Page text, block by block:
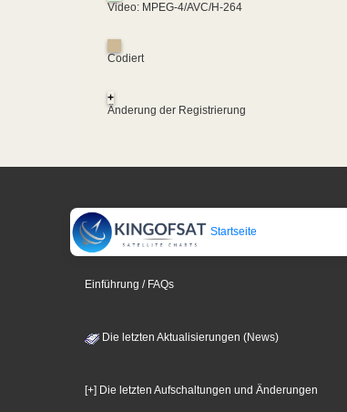
Video: MPEG-4/AVC/H-264
Codiert
+
Änderung der Registrierung
Startseite
Einführung / FAQs
Die letzten Aktualisierungen (News)
[+] Die letzten Aufschaltungen und Änderungen